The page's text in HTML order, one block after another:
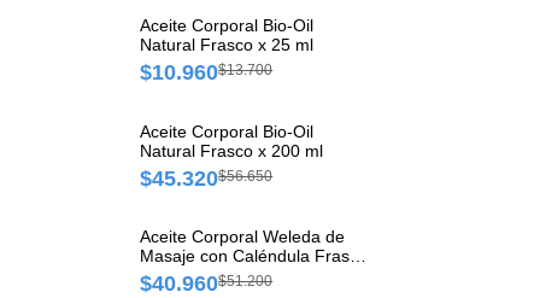
Aceite Corporal Bio-Oil
Natural Frasco x 25 ml
$10.960$13.700
Aceite Corporal Bio-Oil
Natural Frasco x 200 ml
$45.320$56.650
Aceite Corporal Weleda de
Masaje con Caléndula Frasco
x 100 ml
$40.960$51.200